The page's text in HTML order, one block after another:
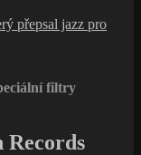
přepsal jazz pro
filtry